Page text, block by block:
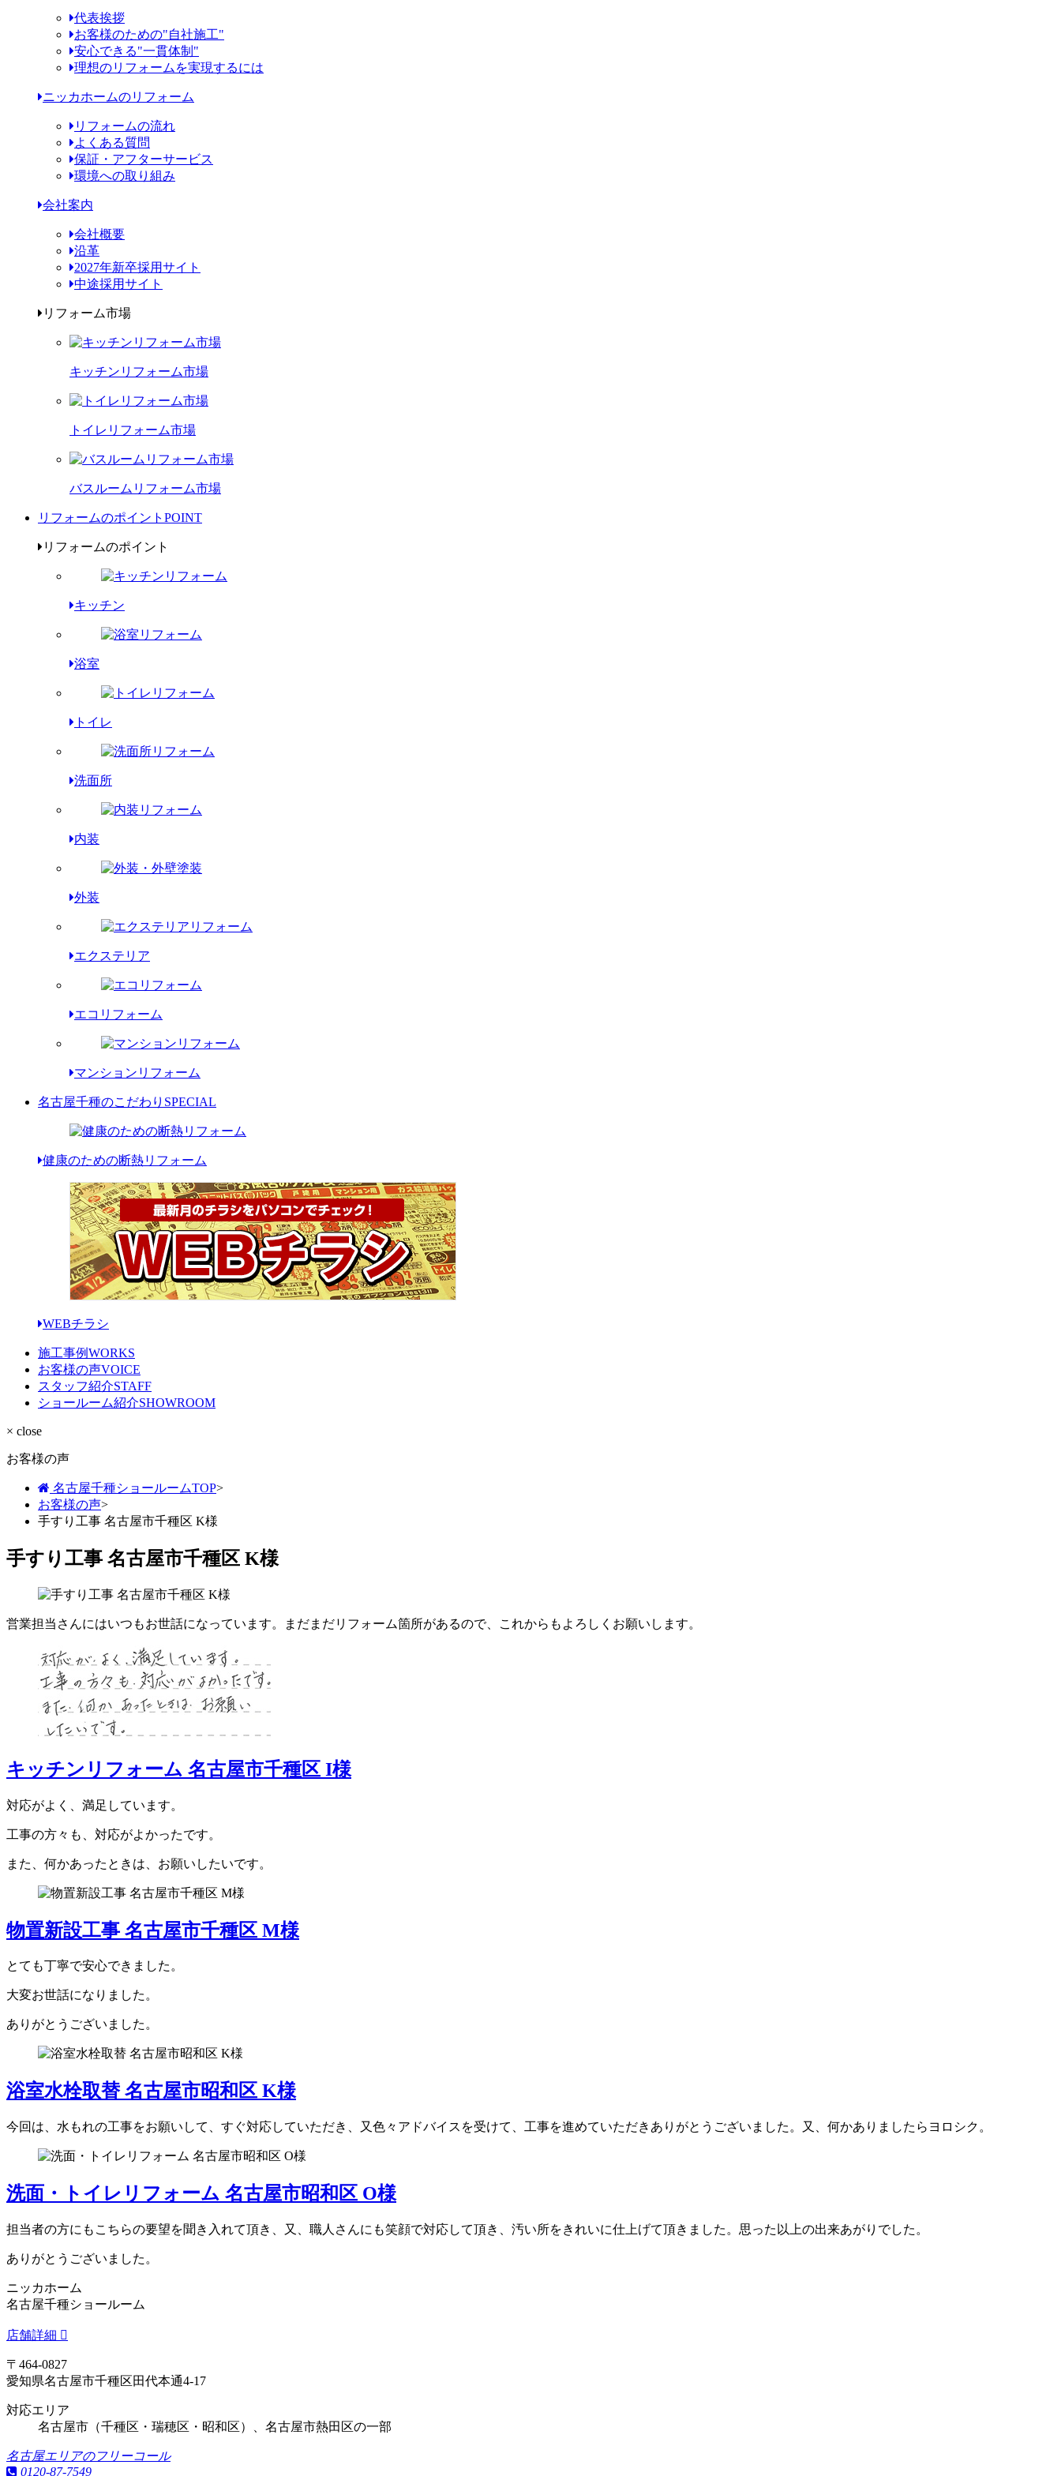
代表挨拶
お客様のための"自社施工"
安心できる"一貫体制"
理想のリフォームを実現するには
ニッカホームのリフォーム
リフォームの流れ
よくある質問
保証・アフターサービス
環境への取り組み
会社案内
会社概要
沿革
2027年新卒採用サイト
中途採用サイト
リフォーム市場
キッチンリフォーム市場
トイレリフォーム市場
バスルームリフォーム市場
リフォームのポイント POINT
リフォームのポイント
キッチン
浴室
トイレ
洗面所
内装
外装
エクステリア
エコリフォーム
マンションリフォーム
名古屋千種のこだわり SPECIAL
健康のための断熱リフォーム
WEBチラシ
施工事例WORKS
お客様の声VOICE
スタッフ紹介STAFF
ショールーム紹介SHOWROOM
× close
お客様の声
名古屋千種ショールームTOP>
お客様の声>
手すり工事 名古屋市千種区 K様
手すり工事 名古屋市千種区 K様
営業担当さんにはいつもお世話になっています。まだまだリフォーム箇所があるので、これからもよろしくお願いします。
キッチンリフォーム 名古屋市千種区 I様
対応がよく、満足しています。
工事の方々も、対応がよかったです。
また、何かあったときは、お願いしたいです。
物置新設工事 名古屋市千種区 M様
とても丁寧で安心できました。
大変お世話になりました。
ありがとうございました。
浴室水栓取替 名古屋市昭和区 K様
今回は、水もれの工事をお願いして、すぐ対応していただき、又色々アドバイスを受けて、工事を進めていただきありがとうございました。又、何かありましたらヨロシク。
洗面・トイレリフォーム 名古屋市昭和区 O様
担当者の方にもこちらの要望を聞き入れて頂き、又、職人さんにも笑顔で対応して頂き、汚い所をきれいに仕上げて頂きました。思った以上の出来あがりでした。
ありがとうございました。
ニッカホーム
名古屋千種ショールーム
店舗詳細
〒464-0827
愛知県名古屋市千種区田代本通4-17
対応エリア
名古屋市（千種区・瑞穂区・昭和区）、名古屋市熱田区の一部
名古屋エリアのフリーコール
0120-87-7549